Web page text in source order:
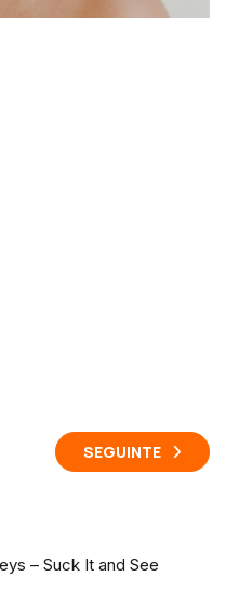
SEGUINTE
– Suck It and See